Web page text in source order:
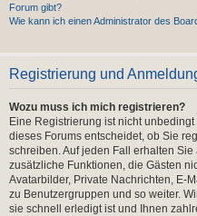
Forum gibt?
Wie kann ich einen Administrator des
Registrierung und
Wozu muss ich mich registrieren?
Eine Registrierung ist nicht
dieses Forums entscheidet, ob Sie
schreiben. Auf jeden Fall erhalten
zusätzliche Funktionen, die Gästen
Avatarbilder, Private Nachrichten, E-
zu Benutzergruppen und so weiter.
sie schnell erledigt ist und Ihnen